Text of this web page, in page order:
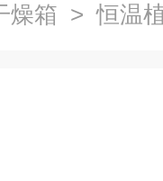
燥箱 > 恒温